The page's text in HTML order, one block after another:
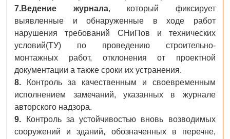
7.Ведение журнала, который фиксирует
выявленные и обнаруженные в ходе работ
нарушения требований СНиПов и технических
условий(ТУ) по проведению строительно-
монтажных работ, отклонения от проектной
документации а также сроки их устранения.
8. Контроль за качественным и своевременным
исполнением замечаний, указанных в журнале
авторского надзора.
9. Контроль за устойчивостью вновь возводимых
сооружений и зданий, обозначенных в перечне,